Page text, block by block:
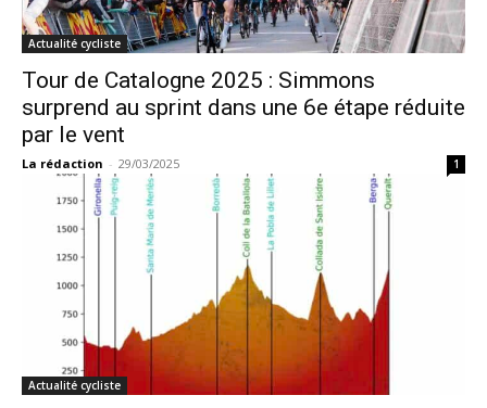
Actualité cycliste
Tour de Catalogne 2025 : Simmons
surprend au sprint dans une 6e étape réduite
par le vent
La rédaction - 29/03/2025 1
Actualité cycliste